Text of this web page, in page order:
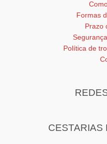
Formas
Prazo
Política de
CESTARIAS